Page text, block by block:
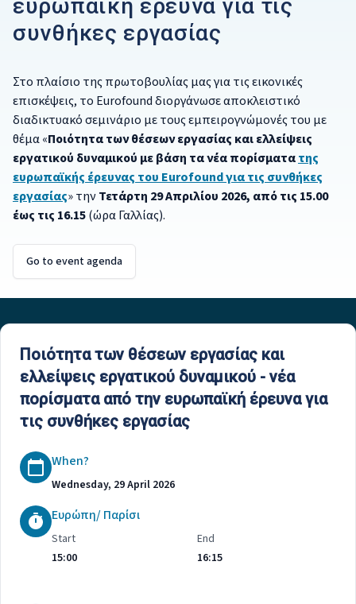
ευρωπαϊκή έρευνα για τις
συνθήκες εργασίας
Στο πλαίσιο της πρωτοβουλίας μας για τις εικονικές
επισκέψεις, το Eurofound διοργάνωσε αποκλειστικό
διαδικτυακό σεμινάριο με τους εμπειρογνώμονές του με
θέμα «Ποιότητα των θέσεων εργασίας και ελλείψεις
εργατικού δυναμικού με βάση τα νέα πορίσματατης
ευρωπαϊκής έρευνας του Eurofound για τις συνθήκες
εργασίας»τηνΤετάρτη 29 Απριλίου 2026, από τις 15.00
έως τις 16.15(ώρα Γαλλίας).
Go to event agenda
Ποιότητα των θέσεων εργασίας και
ελλείψεις εργατικού δυναμικού - νέα
πορίσματα από την ευρωπαϊκή έρευνα για
τις συνθήκες εργασίας
When?
Wednesday, 29 April 2026
Ευρώπη/ Παρίσι
Start
15:00
End
16:15